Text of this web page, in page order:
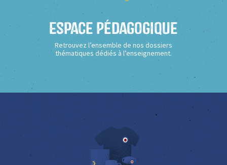
Espace Pédagogique
Retrouvez l’ensemble de nos dossiers
thématiques dédiés à l’enseignement.